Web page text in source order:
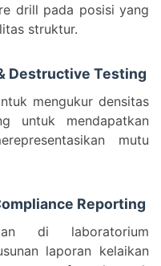
drill pada posisi yang
struktur.
Destructive Testing
mengukur densitas
untuk mendapatkan
mutu
Reporting
di laboratorium
laporan kelaikan